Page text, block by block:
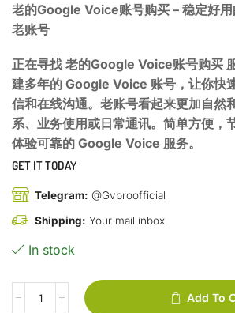
老的Google Voice账号购买 – 稳定好
老账号
正在寻找 老的Google Voice账号购买
建多年的 Google Voice 账号，让你快
信和在线沟通。老账号看起来更加自然
系、业务使用或日常通讯。简单方便，
体验可靠的 Google Voice 服务。
GET IT TODAY
Telegram: @Gvbroofficial
Shipping: Your mail inbox
In stock
Add To